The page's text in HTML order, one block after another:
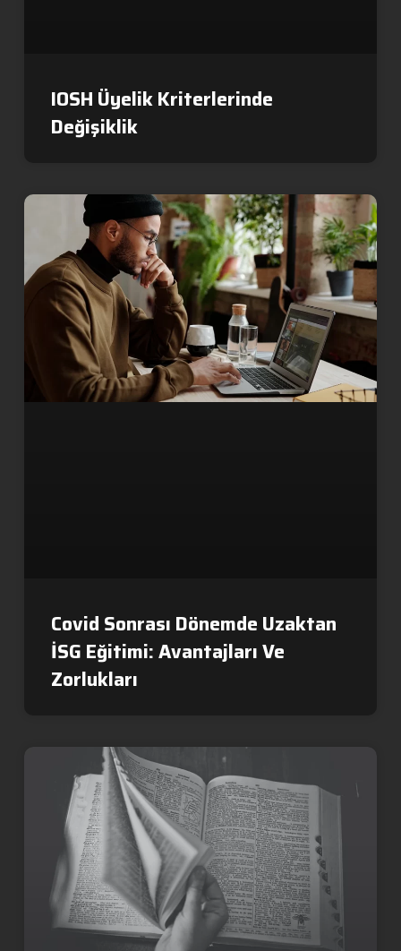
IOSH Üyelik Kriterlerinde
Değişiklik
Covid Sonrası Dönemde Uzaktan
İSG Eğitimi: Avantajları Ve
Zorlukları